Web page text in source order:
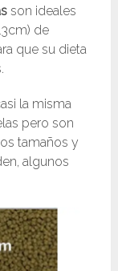
son ideales
de
que su dieta
la misma
pero son
tamaños y
algunos